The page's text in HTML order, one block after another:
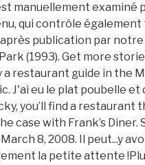
manuellement examiné
qui contrôle également
publication par
(1993). Get more
a restaurant guide in the
J'ai eu le plat poubelle
you’ll find a restaurant
case with Frank’s Diner.
8, 2008. Il peut...y
la petite attente